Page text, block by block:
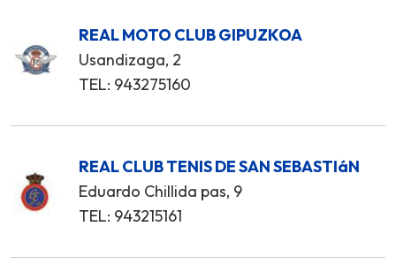
REAL MOTO CLUB GIPUZKOA
Usandizaga, 2
TEL: 943275160
REAL CLUB TENIS DE SAN SEBASTIáN
Eduardo Chillida pas, 9
TEL: 943215161